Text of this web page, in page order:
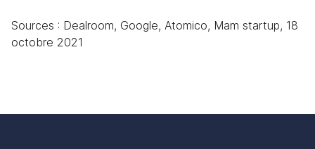
Sources : Dealroom, Google, Atomico, Mam startup, 18
octobre 2021